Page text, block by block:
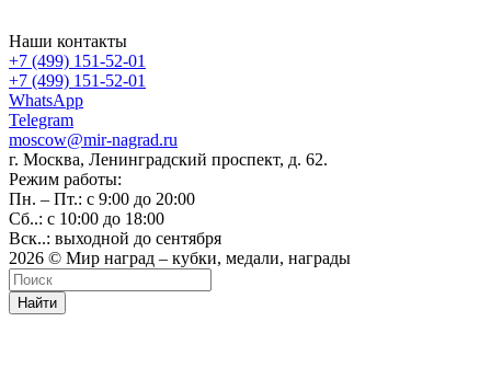
Наши контакты
+7 (499) 151-52-01
+7 (499) 151-52-01
WhatsApp
Telegram
moscow@mir-nagrad.ru
г. Москва, Ленинградский проспект, д. 62.
Режим работы:
Пн. – Пт.: с 9:00 до 20:00
Сб..: с 10:00 до 18:00
Вск..: выходной до сентября
2026 © Мир наград – кубки, медали, награды
Найти